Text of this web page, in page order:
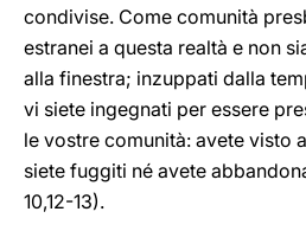
condivise. Come comunità
estranei a questa realtà e non
alla finestra; inzuppati dalla
vi siete ingegnati per essere
le vostre comunità: avete visto
siete fuggiti né avete
10,12-13).